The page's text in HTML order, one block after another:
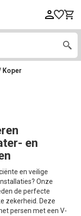
Koper
en
en veilige
Onze
de perfecte
zekerheid. Deze
persen met een V-